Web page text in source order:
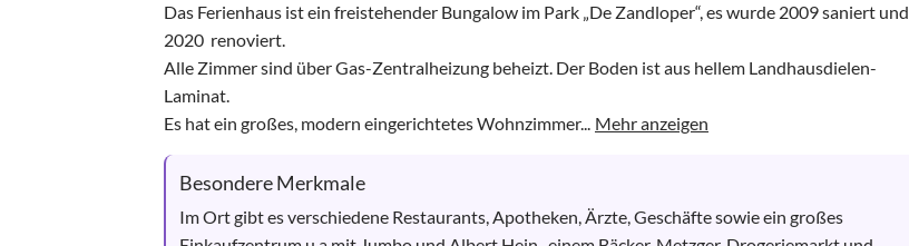
Das Ferienhaus ist ein freistehender Bungalow im Park „De Zandloper“, es wurde 2009 saniert und
2020  renoviert.
Alle Zimmer sind über Gas-Zentralheizung beheizt. Der Boden ist aus hellem Landhausdielen-
Laminat.
Es hat ein großes, modern eingerichtetes Wohnzimmer... Mehr anzeigen
Besondere Merkmale
Im Ort gibt es verschiedene Restaurants, Apotheken, Ärzte, Geschäfte sowie ein großes